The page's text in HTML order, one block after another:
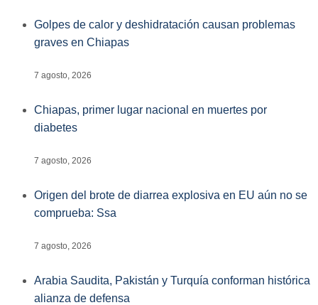
Golpes de calor y deshidratación causan problemas
graves en Chiapas
7 agosto, 2026
Chiapas, primer lugar nacional en muertes por
diabetes
7 agosto, 2026
Origen del brote de diarrea explosiva en EU aún no se
comprueba: Ssa
7 agosto, 2026
Arabia Saudita, Pakistán y Turquía conforman histórica
alianza de defensa